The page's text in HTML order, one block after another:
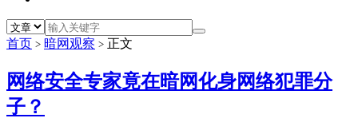
首页 > 暗网观察 > 正文
网络安全专家竟在暗网化身网络犯罪分
子？